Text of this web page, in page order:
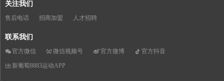
关注我们
售后电话 招商加盟 人才招聘
联系我们
官方微信 微信视频号 官方微博 官方抖音
新葡萄8883运动APP